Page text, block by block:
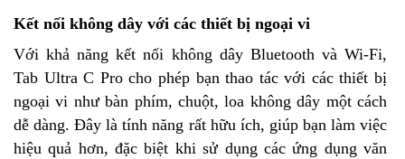
Kết nối không dây với các thiết bị ngoại vi
Với khả năng kết nối không dây Bluetooth và Wi-Fi,
Tab Ultra C Pro cho phép bạn thao tác với các thiết bị
ngoại vi như bàn phím, chuột, loa không dây một cách
dễ dàng. Đây là tính năng rất hữu ích, giúp bạn làm việc
hiệu quả hơn, đặc biệt khi sử dụng các ứng dụng văn